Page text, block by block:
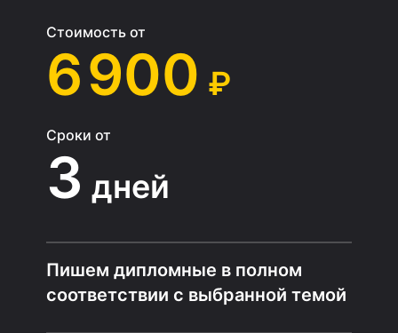
Стоимость от
6 900 ₽
Сроки от
3 дней
Пишем дипломные в полном
соответствии с выбранной темой